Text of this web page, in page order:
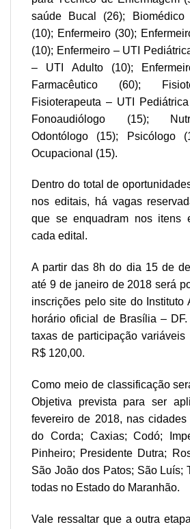
saúde Bucal (26); Biomédico
(10); Enfermeiro (30);
(10); Enfermeiro – UTI
– UTI Adulto (10);
Farmacêutico (60);
Fisioterapeuta – UTI
Fonoaudiólogo (15);
Odontólogo (15); Psicólogo
Ocupacional (15).
Dentro do total de
nos editais, há vagas
que se enquadram nos itens
cada edital.
A partir das 8h do dia 15 de
até 9 de janeiro de 2018 será
inscrições pelo site do Instituto
horário oficial de Brasília –
taxas de participação
R$ 120,00.
Como meio de classificação
Objetiva prevista para ser
fevereiro de 2018, nas
do Corda; Caxias; Codó;
Pinheiro; Presidente Dutra;
São João dos Patos; São Luís;
todas no Estado do Maranhão.
Vale ressaltar que a outra